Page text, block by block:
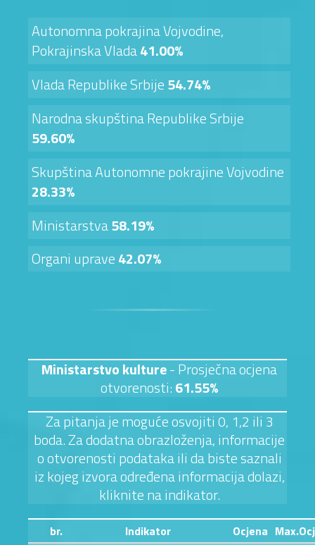
Autonomna pokrajina Vojvodine,
Pokrajinska Vlada41.00%
Vlada Republike Srbije54.74%
Narodna skupština Republike Srbije
59.60%
Skupština Autonomne pokrajine Vojvodine
28.33%
Ministarstva58.19%
Organi uprave42.07%
Ministarstvo kulture- Prosječna ocjena
otvorenosti:61.55%
Za pitanja je moguće osvojiti 0, 1,2 ili 3
boda. Za dodatna obrazloženja, informacije
o otvorenosti podataka ili da biste saznali
iz kojeg izvora određena informacija dolazi,
kliknite na indikator.
br. Indikator Ocjena